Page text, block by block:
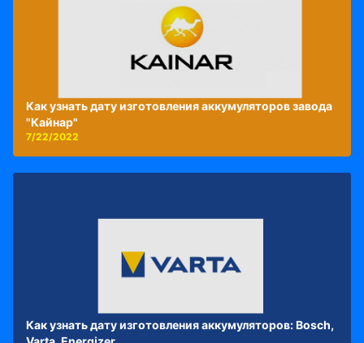
Как узнать дату изготовления аккумуляторов завода
"Кайнар"
7/22/2022
Как узнать дату изготовления аккумуляторов: Bosch,